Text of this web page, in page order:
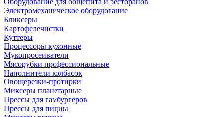
Оборудование для общепита и ресторанов
Электромеханическое оборудование
Бликсеры
Картофелечистки
Куттеры
Процессоры кухонные
Мукопросеиватели
Мясорубки профессиональные
Наполнители колбасок
Овощерезки-протирки
Миксеры планетарные
Прессы для гамбургеров
Прессы для пиццы